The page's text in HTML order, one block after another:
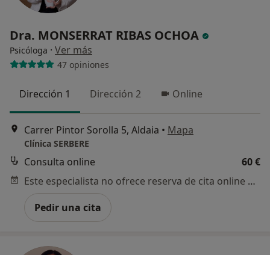
Dra. MONSERRAT RIBAS OCHOA
Psicóloga · Ver más
47 opiniones
Dirección 1 Dirección 2 Online
Carrer Pintor Sorolla 5, Aldaia • Mapa
Clínica SERBERE
Consulta online
60 €
Este especialista no ofrece reserva de cita online en esta dirección.
Pedir una cita